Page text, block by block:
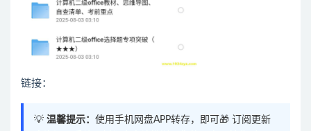
链接：
💡 温馨提示： 使用手机网盘APP转存，即可🎁 订阅更新